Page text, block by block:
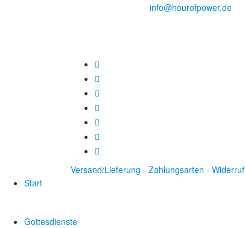
info@hourofpower.de
Versand/Lieferung - Zahlungsarten - Widerruf
Start
Gottesdienste